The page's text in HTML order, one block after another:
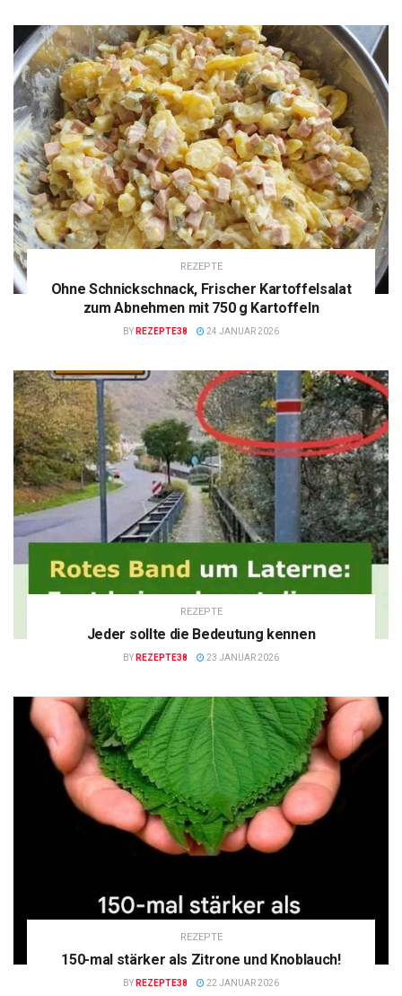
REZEPTE
Ohne Schnickschnack, Frischer Kartoffelsalat
zum Abnehmen mit 750 g Kartoffeln
BY REZEPTE38 24 JANUAR 2026
REZEPTE
Jeder sollte die Bedeutung kennen
BY REZEPTE38 23 JANUAR 2026
REZEPTE
150-mal stärker als Zitrone und Knoblauch!
BY REZEPTE38 22 JANUAR 2026